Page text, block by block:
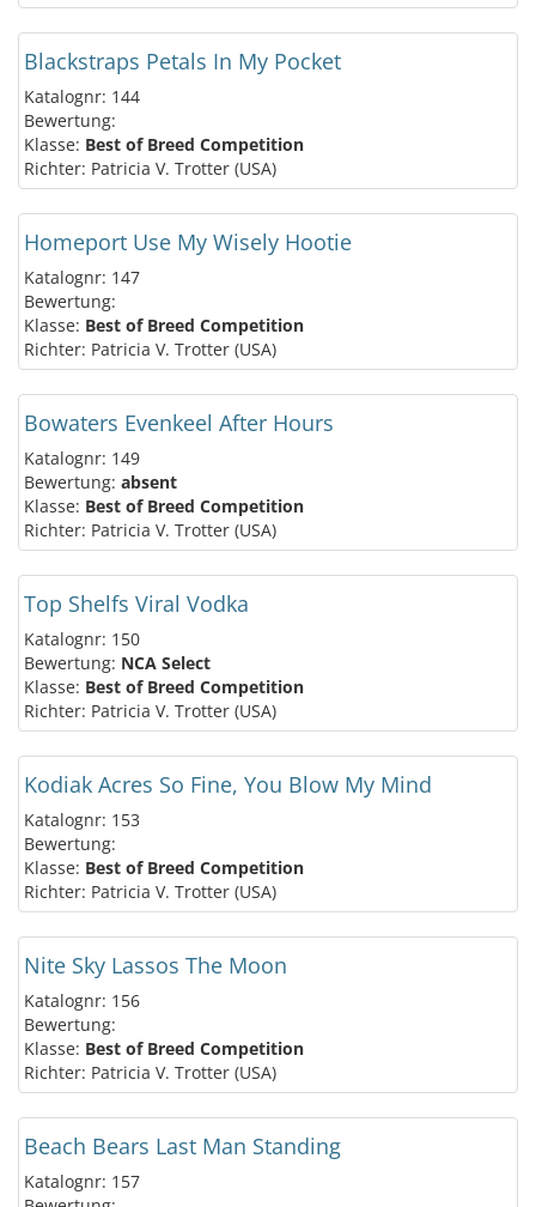
Blackstraps Petals In My Pocket
Katalognr: 144
Bewertung:
Klasse: Best of Breed Competition
Richter: Patricia V. Trotter (USA)
Homeport Use My Wisely Hootie
Katalognr: 147
Bewertung:
Klasse: Best of Breed Competition
Richter: Patricia V. Trotter (USA)
Bowaters Evenkeel After Hours
Katalognr: 149
Bewertung: absent
Klasse: Best of Breed Competition
Richter: Patricia V. Trotter (USA)
Top Shelfs Viral Vodka
Katalognr: 150
Bewertung: NCA Select
Klasse: Best of Breed Competition
Richter: Patricia V. Trotter (USA)
Kodiak Acres So Fine, You Blow My Mind
Katalognr: 153
Bewertung:
Klasse: Best of Breed Competition
Richter: Patricia V. Trotter (USA)
Nite Sky Lassos The Moon
Katalognr: 156
Bewertung:
Klasse: Best of Breed Competition
Richter: Patricia V. Trotter (USA)
Beach Bears Last Man Standing
Katalognr: 157